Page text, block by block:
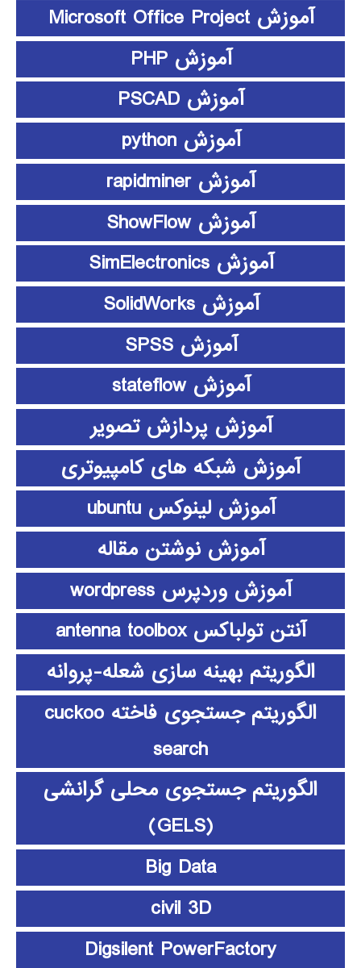
آموزش Microsoft Office Project
آموزش PHP
آموزش PSCAD
آموزش python
آموزش rapidminer
آموزش ShowFlow
آموزش SimElectronics
آموزش SolidWorks
آموزش SPSS
آموزش stateflow
آموزش پردازش تصویر
آموزش شبکه های کامپیوتری
آموزش لینوکس ubuntu
آموزش نوشتن مقاله
آموزش وردپرس wordpress
آنتن تولباکس antenna toolbox
الگوریتم بهینه سازی شعله-پروانه
الگوریتم جستجوی فاخته cuckoo
search
الگوریتم جستجوی محلی گرانشی
(GELS)
Big Data
civil 3D
Digsilent PowerFactory